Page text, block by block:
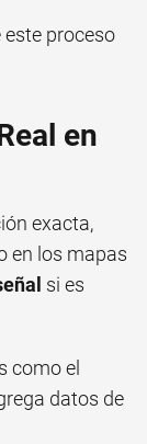
proceso
en
exacta,
en los mapas
si es
como el
datos de